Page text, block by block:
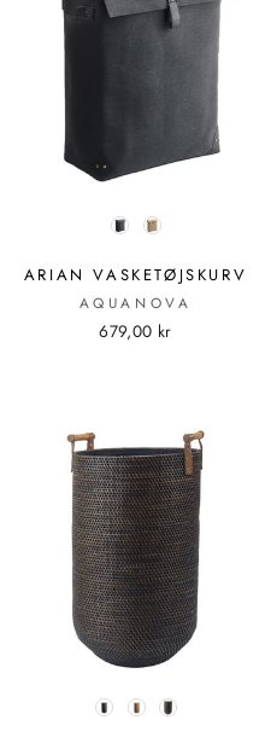
ARIAN VASKETØJSKURV
AQUANOVA
679,00 kr